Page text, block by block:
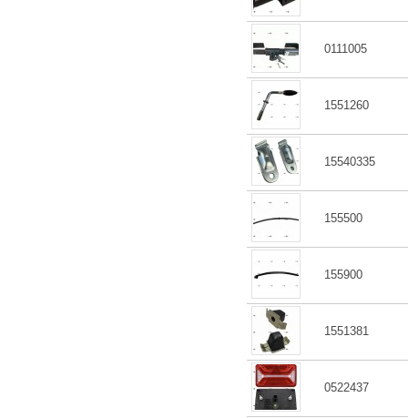
0111005
1551260
15540335
155500
155900
1551381
0522437